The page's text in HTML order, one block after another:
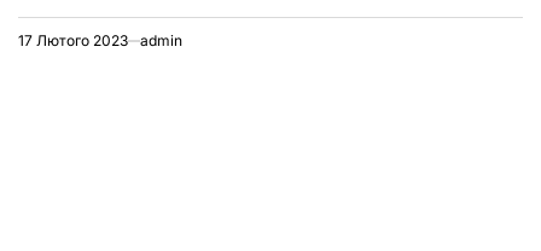
17 Лютого 2023 admin